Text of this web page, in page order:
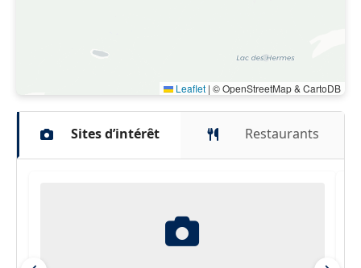
Leaflet | © OpenStreetMap & CartoDB
Sites d’intérêt Restaurants